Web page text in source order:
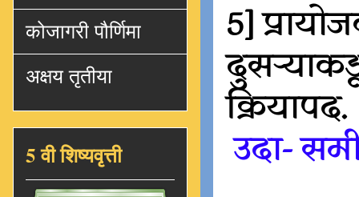
5]
क्रियापद.
उदा-
कोजागरी पौर्णिमा
अक्षय तृतीया
5 वी शिष्यवृत्ती